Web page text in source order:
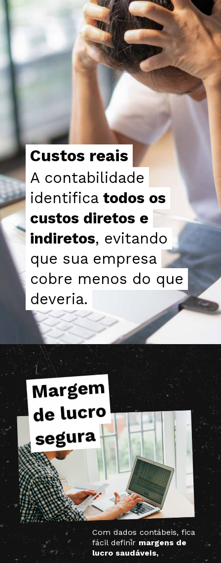
Custos reais
Custos reais
A contabilidade
identifica todos os
custos diretos e
indiretos, evitando
que sua empresa
cobre menos do que
deveria.
A contabilidade
identifica todos os
custos diretos e
indiretos, evitando
que sua empresa
cobre menos do que
deveria.
Com dados contábeis, fica
fácil definir margens de
lucro saudáveis,
Marge
m
de lucro
segura
Marge
m
de lucro
segura